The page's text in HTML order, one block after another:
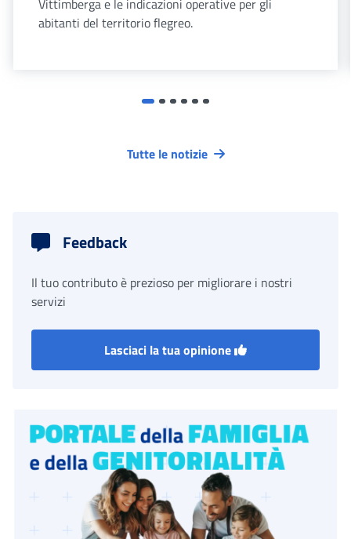
Vittimberga e le indicazioni operative per gli
abitanti del territorio flegreo.
Tutte le notizie
Feedback
Il tuo contributo è prezioso per migliorare i nostri
servizi
Lasciaci la tua opinione